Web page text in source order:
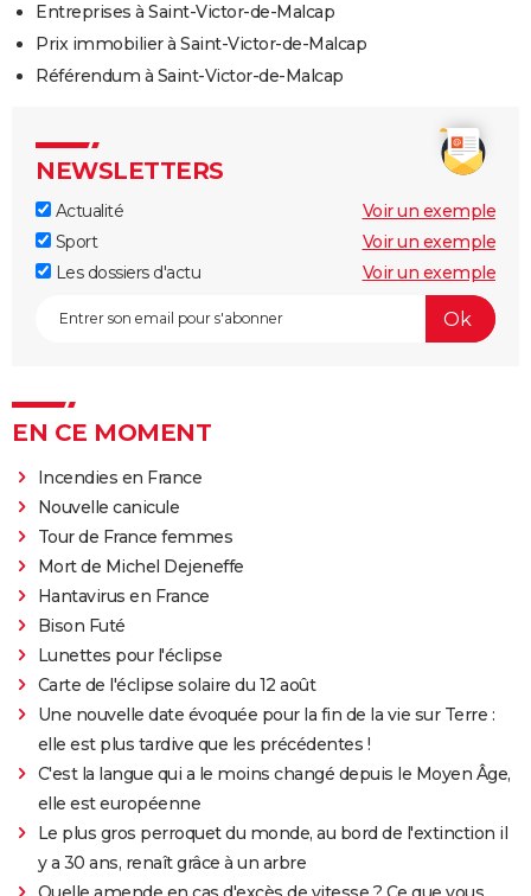
Entreprises à Saint-Victor-de-Malcap
Prix immobilier à Saint-Victor-de-Malcap
Référendum à Saint-Victor-de-Malcap
NEWSLETTERS
Actualité
Voir un exemple
Sport
Voir un exemple
Les dossiers d'actu
Voir un exemple
EN CE MOMENT
Incendies en France
Nouvelle canicule
Tour de France femmes
Mort de Michel Dejeneffe
Hantavirus en France
Bison Futé
Lunettes pour l'éclipse
Carte de l'éclipse solaire du 12 août
Une nouvelle date évoquée pour la fin de la vie sur Terre :
elle est plus tardive que les précédentes !
C'est la langue qui a le moins changé depuis le Moyen Âge,
elle est européenne
Le plus gros perroquet du monde, au bord de l'extinction il
y a 30 ans, renaît grâce à un arbre